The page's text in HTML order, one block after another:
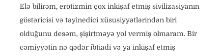
Elə bilirəm, erotizmin çox inkişaf etmiş sivilizasiyanın
göstəricisi və təyinedici xüsusiyyətlərindən biri
olduğunu desəm, şişirtməyə yol vermiş olmaram. Bir
cəmiyyətin nə qədər ibtiadi və ya inkişaf etmiş